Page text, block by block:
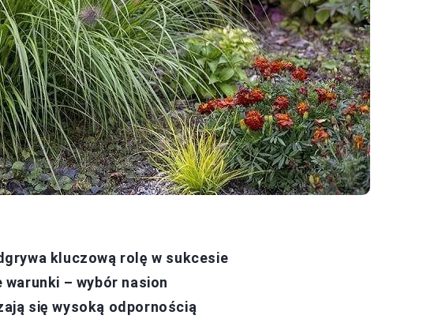
kluczową rolę w sukcesie
– wybór nasion
się wysoką odpornością